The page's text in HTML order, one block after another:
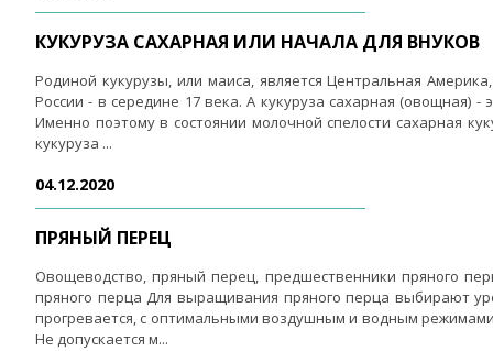
КУКУРУЗА САХАРНАЯ ИЛИ НАЧАЛА ДЛЯ ВНУКОВ
Родиной кукурузы, или маиса, является Центральная
России - в середине 17 века. А кукуруза сахарная
Именно поэтому в состоянии молочной спелости сахарная
кукуруза ...
04.12.2020
ПРЯНЫЙ ПЕРЕЦ
Овощеводство, пряный перец, предшественники пряного
пряного перца Для выращивания пряного перца выбирают
прогревается, с оптимальными воздушным и водным
Не допускается м...